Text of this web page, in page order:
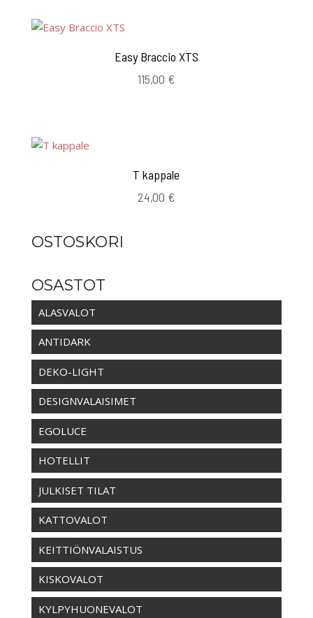
Easy Braccio XTS
115,00 €
T kappale
24,00 €
OSTOSKORI
OSASTOT
ALASVALOT
ANTIDARK
DEKO-LIGHT
DESIGNVALAISIMET
EGOLUCE
HOTELLIT
JULKISET TILAT
KATTOVALOT
KEITTIÖNVALAISTUS
KISKOVALOT
KYLPYHUONEVALOT